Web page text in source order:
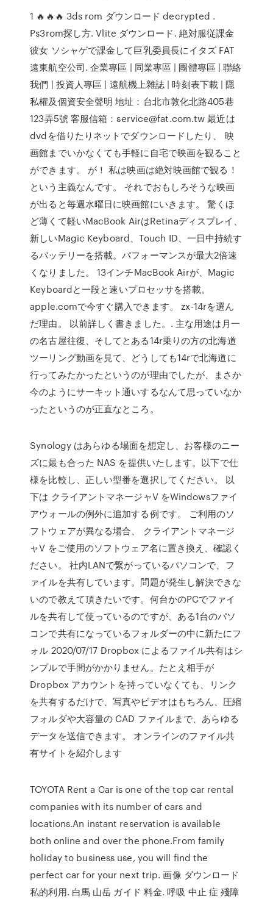
1 🔥🔥🔥 3ds rom ダウンロード decrypted .
Ps3rom探し方. Vlite ダウンロード. 絶対服従課金
彼女 ソシャゲで課金して巨乳委員長にイタズ FAT
遠東航空公司. 企業專區 | 同業專區 | 團體專區 | 聯絡
我們 | 投資人專區 | 遠航機上雜誌 | 時刻表下載 | 隱
私權及個資安全聲明 地址：台北市敦化北路405巷
123弄5號 客服信箱：service@fat.com.tw 最近は
dvdを借りたりネットでダウンロードしたり、 映
画館までいかなくても手軽に自宅で映画を観ること
ができます。 が！ 私は映画は絶対映画館で観る！
という主義なんです。 それでおもしろそうな映画
が出ると毎週水曜日に映画館にいきます。 驚くほ
ど薄くて軽いMacBook AirはRetinaディスプレイ、
新しいMagic Keyboard、Touch ID、一日中持続す
るバッテリーを搭載。パフォーマンスが最大2倍速
くなりました。 13インチMacBook Airが、Magic
Keyboardと一段と速いプロセッサを搭載。
apple.comで今すぐ購入できます。 zx-14rを選ん
だ理由。 以前詳しく書きました。. 主な用途は月一
の名古屋往復、そしてとある14r乗りの方の北海道
ツーリング動画を見て、どうしても14rで北海道に
行ってみたかったというのが理由でしたが、まさか
今のようにサーキット通いするなんて思っていなか
ったというのが正直なところ。
Synology はあらゆる場面を想定し、お客様のニー
ズに最も合った NAS を提供いたします。以下で仕
様を比較し、正しい型番を選択してください。 以
下は クライアントマネージャV をWindowsファイ
アウォールの例外に追加する例です。 ご利用のソ
フトウェアが異なる場合、 クライアントマネージ
ャV をご使用のソフトウェア名に置き換え、確認く
ださい。 社内LANで繋がっているパソコンで、フ
ァイルを共有しています。問題が発生し解決できな
いので教えて頂きたいです。何台かのPCでファイ
ルを共有して使っているのですが、ある1台のパソ
コンで共有になっているフォルダーの中に新たにフ
ォル 2020/07/17 Dropbox によるファイル共有はシ
ンプルで手間がかかりません。たとえ相手が
Dropbox アカウントを持っていなくても、リンク
を共有するだけで、写真やビデオはもちろん、圧縮
フォルダや大容量の CAD ファイルまで、あらゆる
データを送信できます。 オンラインのファイル共
有サイトを紹介します
TOYOTA Rent a Car is one of the top car rental
companies with its number of cars and
locations.An instant reservation is available
both online and over the phone.From family
holiday to business use, you will find the
perfect car for your next trip. 画像 ダウンロード
私的利用. 白馬 山岳 ガイド 料金. 呼吸 中止 症 殘障